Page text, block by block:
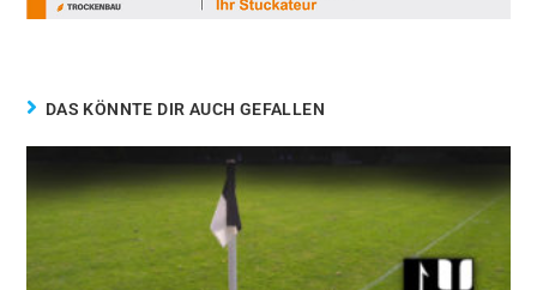
DAS KÖNNTE DIR AUCH GEFALLEN